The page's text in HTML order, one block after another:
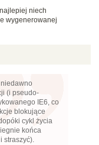
niech
wygenerowanej
(i pseudo-
IE6, co
blokujące
cykl życia
końca
straszyć).